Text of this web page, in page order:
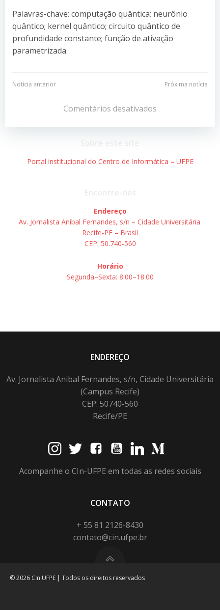
Palavras-chave: computação quântica; neurônio
quântico; kernel quântico; circuito quântico de
profundidade constante; função de ativação
parametrizada.
Navegação
Post
Notícia anterior
Navegação
de
Post
Próxima notícia
Comentários desativados
Portal institucional do Centro de Informática – UFPE
Endereço
Av. Jornalista Aníbal Fernandes, s/n – Cidade Universitária.
Recife-PE – Brasil
CEP: 50.740-560
Horário
Segunda–Sexta: 8:00–18:00
ENDEREÇO
Av. Jornalista Anibal Fernandes, s/n, Cidade Universitária
(Campus Recife)
CEP: 50740-560
Recife/PE
Acompanhe o CIn-UFPE em todas as redes sociais
CONTATO
+ 55 81 2126-8430
contato@cin.ufpe.br
© 2026 CIn UFPE | Todos os direitos reservados